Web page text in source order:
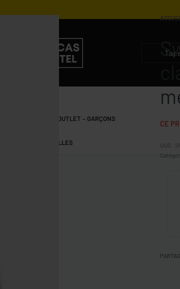
OUTLET – GARÇONS
OUTLET – FILLES
CE